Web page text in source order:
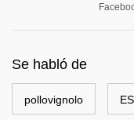
Se habló de
pollovignolo